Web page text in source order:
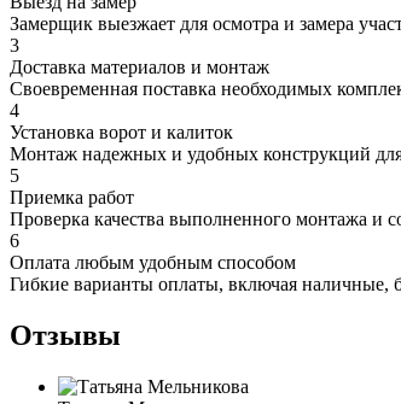
Замерщик выезжает для осмотра и замера
3
Доставка материалов и монтаж
Своевременная поставка необходимых
4
Установка ворот и калиток
Монтаж надежных и удобных конструкций
5
Приемка работ
Проверка качества выполненного монтажа и
6
Оплата любым удобным способом
Гибкие варианты оплаты, включая наличные,
Отзывы